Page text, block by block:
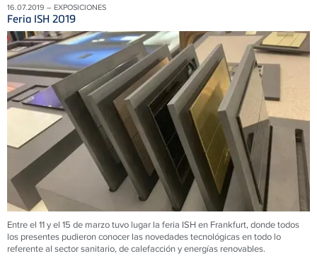
16.07.2019 – EXPOSICIONES
Feria ISH 2019
Entre el 11 y el 15 de marzo tuvo lugar la feria ISH en Frankfurt, donde todos
los presentes pudieron conocer las novedades tecnológicas en todo lo
referente al sector sanitario, de calefacción y energías renovables.